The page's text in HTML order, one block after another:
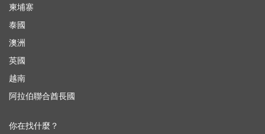
柬埔寨
泰國
澳洲
英國
越南
阿拉伯聯合酋長國
你在找什麼？